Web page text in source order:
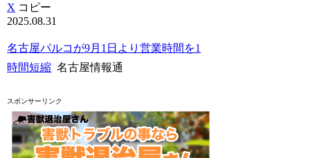
X コピー
2025.08.31
名古屋パルコが9月1日より営業時間を1
時間短縮 名古屋情報通
スポンサーリンク